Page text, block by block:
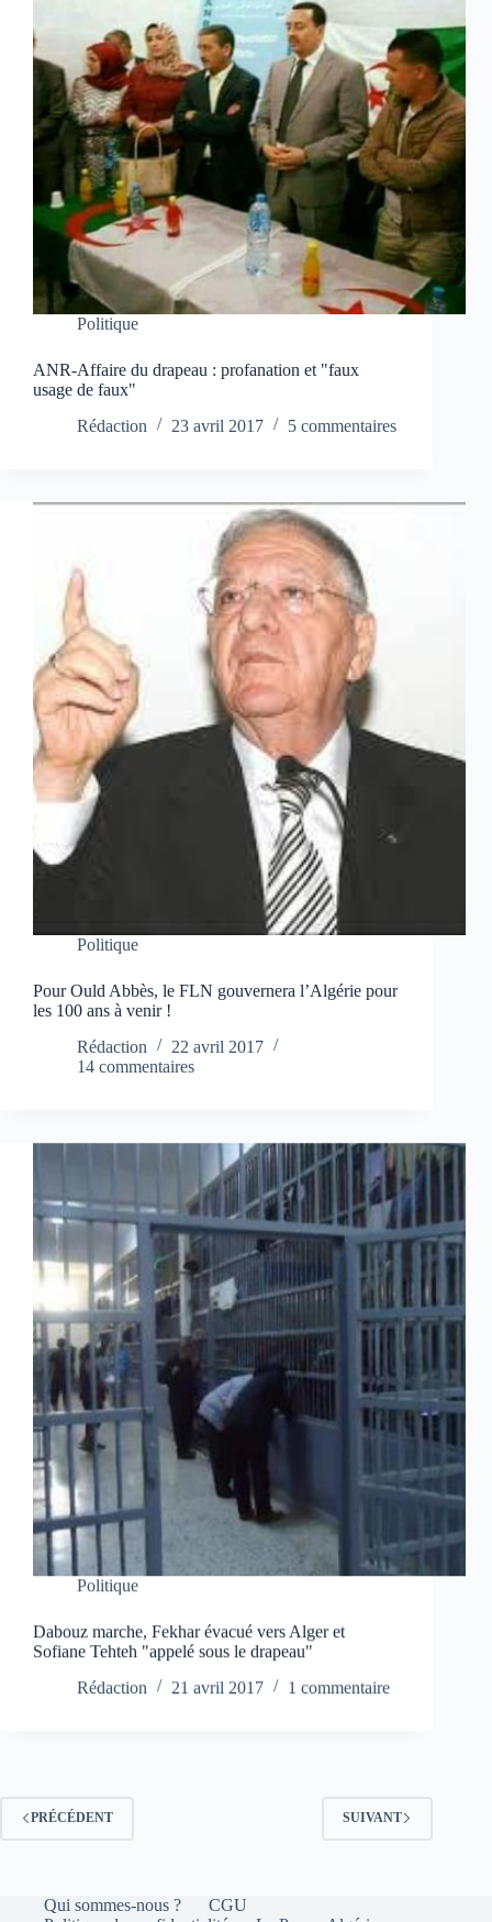
Politique
ANR-Affaire du drapeau : profanation et "faux
usage de faux"
Rédaction
23 avril 2017 5 commentaires
Politique
Pour Ould Abbès, le FLN gouvernera l’Algérie pour
les 100 ans à venir !
Rédaction
22 avril 2017
14 commentaires
Politique
Dabouz marche, Fekhar évacué vers Alger et
Sofiane Tehteh "appelé sous le drapeau"
Rédaction
21 avril 2017 1 commentaire
PRÉCÉDENT SUIVANT
Qui sommes-nous ?
CGU